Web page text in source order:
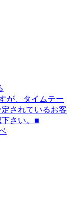
が、タイムテー
されているお客
さい。■